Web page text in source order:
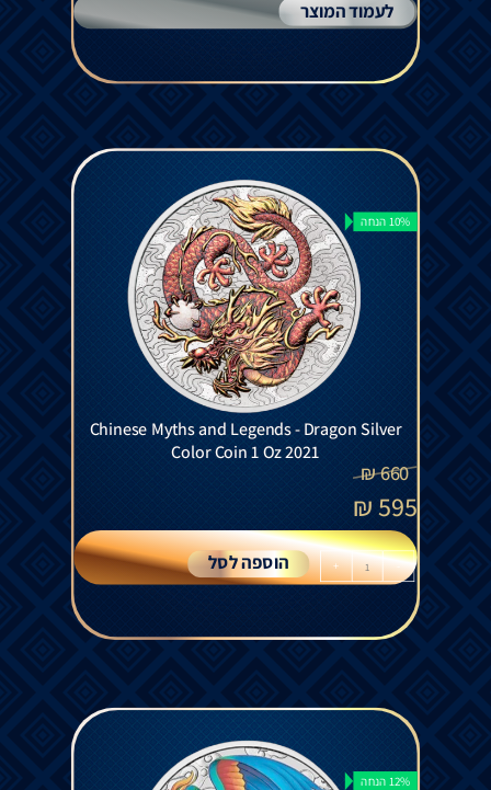
לעמוד המוצר
10% הנחה
Chinese Myths and Legends - Dragon Silver
Color Coin 1 Oz 2021
660
₪
595
₪
-
+ הוספה לסל
12% הנחה